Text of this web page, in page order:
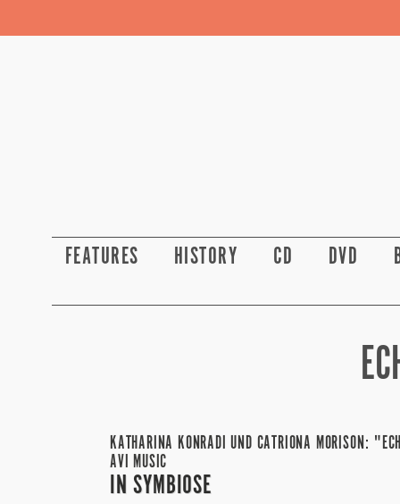
FEATURES HISTORY CD DVD
KATHARINA KONRADI UND CATRIONA MORISON:
AVI MUSIC
IN SYMBIOSE